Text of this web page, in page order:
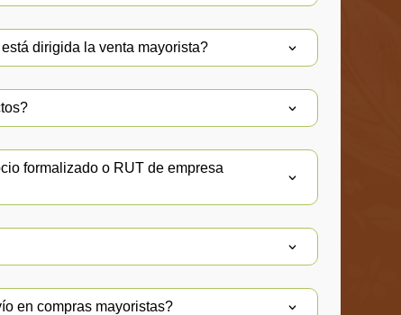
dirigida la venta mayorista?
formalizado o RUT de empresa
en compras mayoristas?